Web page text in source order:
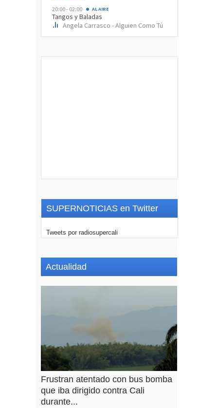
SUPERNOTICIAS en Twitter
Tweets por radiosupercali
Actualidad
Frustran atentado con bus bomba
que iba dirigido contra Cali
durante...